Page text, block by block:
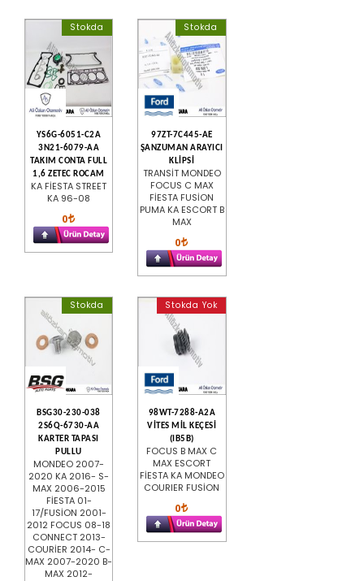
Stokda
YS6G-6051-C2A
3N21-6079-AA
TAKIM CONTA FULL
1,6 ZETEC ROCAM
KA FİESTA STREET
KA 96-08
0
Stokda
97ZT-7C445-AE
ŞANZUMAN ARAYICI
KLİPSİ
TRANSİT MONDEO
FOCUS C MAX
FİESTA FUSİON
PUMA KA ESCORT B
MAX
0
Stokda
BSG30-230-038
2S6Q-6730-AA
KARTER TAPASI
PULLU
MONDEO 2007-
2020 KA 2016- S-
MAX 2006-2015
FİESTA 01-
17/FUSİON 2001-
2012 FOCUS 08-18
CONNECT 2013-
COURİER 2014- C-
MAX 2007-2020 B-
MAX 2012-
Stokda Yok
98WT-7288-A2A
VİTES MİL KEÇESİ
(IB5B)
FOCUS B MAX C
MAX ESCORT
FİESTA KA MONDEO
COURIER FUSİON
0